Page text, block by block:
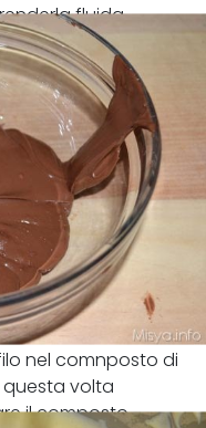
fluida
nel comnposto di
volta
il composto.